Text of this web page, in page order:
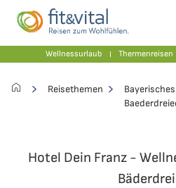
Vorteile von Bavaria Fernreisen
Wellnessurlaub Thermenreisen
Reisethemen
Bayerisches
Hotel Dein Franz -